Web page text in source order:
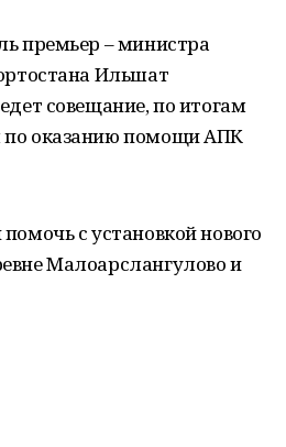
премьер – министра
Ильшат
совещание, по итогам
по оказанию помощи АПК
с установкой нового
Малоарслангулово и